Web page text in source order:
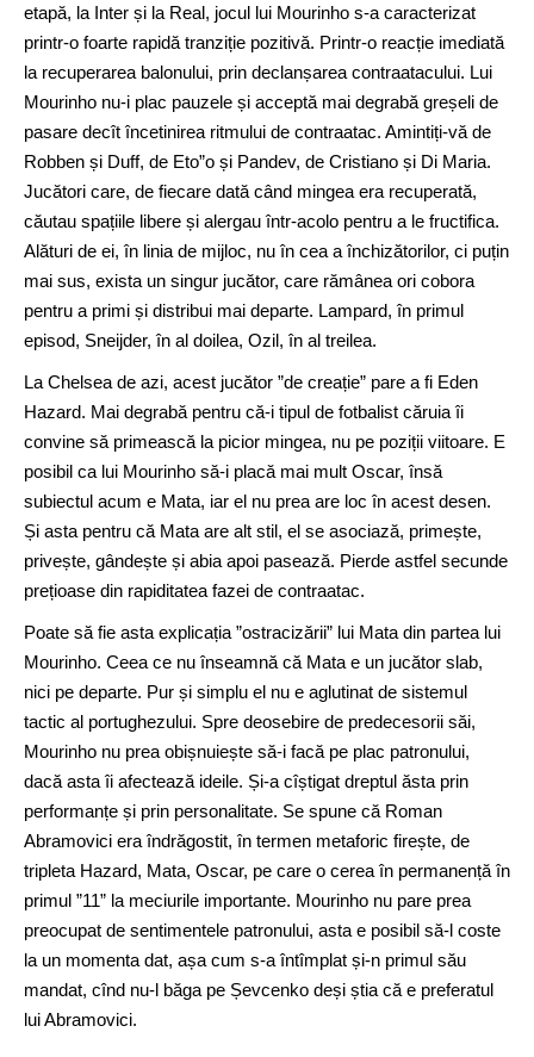
etapă, la Inter și la Real, jocul lui Mourinho s-a caracterizat
printr-o foarte rapidă tranziție pozitivă. Printr-o reacție imediată
la recuperarea balonului, prin declanșarea contraatacului. Lui
Mourinho nu-i plac pauzele și acceptă mai degrabă greșeli de
pasare decît încetinirea ritmului de contraatac. Amintiți-vă de
Robben și Duff, de Eto”o și Pandev, de Cristiano și Di Maria.
Jucători care, de fiecare dată când mingea era recuperată,
căutau spațiile libere și alergau într-acolo pentru a le fructifica.
Alături de ei, în linia de mijloc, nu în cea a închizătorilor, ci puțin
mai sus, exista un singur jucător, care rămânea ori cobora
pentru a primi și distribui mai departe. Lampard, în primul
episod, Sneijder, în al doilea, Ozil, în al treilea.
La Chelsea de azi, acest jucător ”de creație” pare a fi Eden
Hazard. Mai degrabă pentru că-i tipul de fotbalist căruia îi
convine să primească la picior mingea, nu pe poziții viitoare. E
posibil ca lui Mourinho să-i placă mai mult Oscar, însă
subiectul acum e Mata, iar el nu prea are loc în acest desen.
Și asta pentru că Mata are alt stil, el se asociază, primește,
privește, gândește și abia apoi pasează. Pierde astfel secunde
prețioase din rapiditatea fazei de contraatac.
Poate să fie asta explicația ”ostracizării” lui Mata din partea lui
Mourinho. Ceea ce nu înseamnă că Mata e un jucător slab,
nici pe departe. Pur și simplu el nu e aglutinat de sistemul
tactic al portughezului. Spre deosebire de predecesorii săi,
Mourinho nu prea obișnuiește să-i facă pe plac patronului,
dacă asta îi afectează ideile. Și-a cîștigat dreptul ăsta prin
performanțe și prin personalitate. Se spune că Roman
Abramovici era îndrăgostit, în termen metaforic firește, de
tripleta Hazard, Mata, Oscar, pe care o cerea în permanență în
primul ”11” la meciurile importante. Mourinho nu pare prea
preocupat de sentimentele patronului, asta e posibil să-l coste
la un momenta dat, așa cum s-a întîmplat și-n primul său
mandat, cînd nu-l băga pe Șevcenko deși știa că e preferatul
lui Abramovici.